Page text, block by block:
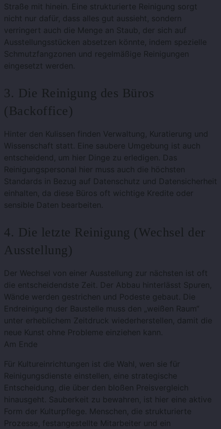
Straße mit hinein. Eine strukturierte Reinigung sorgt
nicht nur dafür, dass alles gut aussieht, sondern
verringert auch die Menge an Staub, der sich auf
Ausstellungsstücken absetzen könnte, indem spezielle
Schmutzfangzonen und regelmäßige Reinigungen
eingesetzt werden.
3. Die Reinigung des Büros
(Backoffice)
Hinter den Kulissen finden Verwaltung, Kuratierung und
Wissenschaft statt. Eine saubere Umgebung ist auch
entscheidend, um hier Dinge zu erledigen. Das
Reinigungspersonal hier muss auch die höchsten
Standards in Bezug auf Datenschutz und Datensicherheit
einhalten, da diese Büros oft wichtige Kredite oder
sensible Daten bearbeiten.
4. Die letzte Reinigung (Wechsel der
Ausstellung)
Der Wechsel von einer Ausstellung zur nächsten ist oft
die entscheidendste Zeit. Der Abbau hinterlässt Spuren,
Wände werden gestrichen und Podeste gebaut. Die
Endreinigung der Baustelle muss den „weißen Raum“
unter erheblichem Zeitdruck wiederherstellen, damit die
neue Kunst ohne Probleme einziehen kann.
Am Ende
Für Kultureinrichtungen ist die Wahl, wen sie für
Reinigungsdienste einstellen, eine strategische
Entscheidung, die über den bloßen Preisvergleich
hinausgeht. Sauberkeit zu bewahren, ist hier eine aktive
Form der Kulturpflege. Menschen, die strukturierte
Prozesse, festangestellte Mitarbeiter und ein